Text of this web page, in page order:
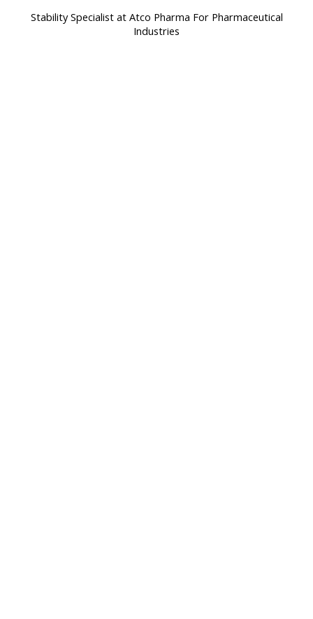
Stability Specialist at Atco Pharma For Pharmaceutical
Industries